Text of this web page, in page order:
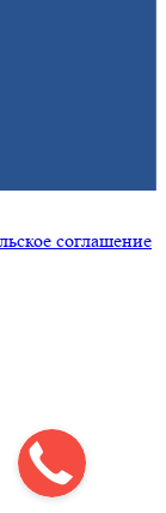
соглашение